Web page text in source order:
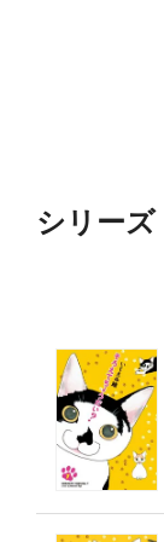
シリーズ